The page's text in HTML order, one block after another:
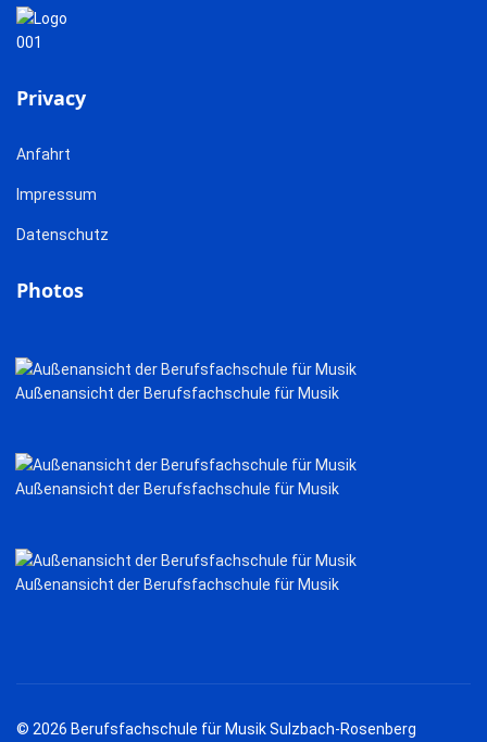
Privacy
Anfahrt
Impressum
Datenschutz
Photos
Außenansicht der Berufsfachschule für Musik
Außenansicht der Berufsfachschule für Musik
Außenansicht der Berufsfachschule für Musik
© 2026 Berufsfachschule für Musik Sulzbach-Rosenberg